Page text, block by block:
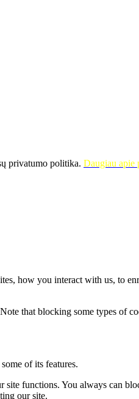
privatumo politika. Daugiau apie
how you interact with us, to
that blocking some types of
of its features.
functions. You always can
our site.